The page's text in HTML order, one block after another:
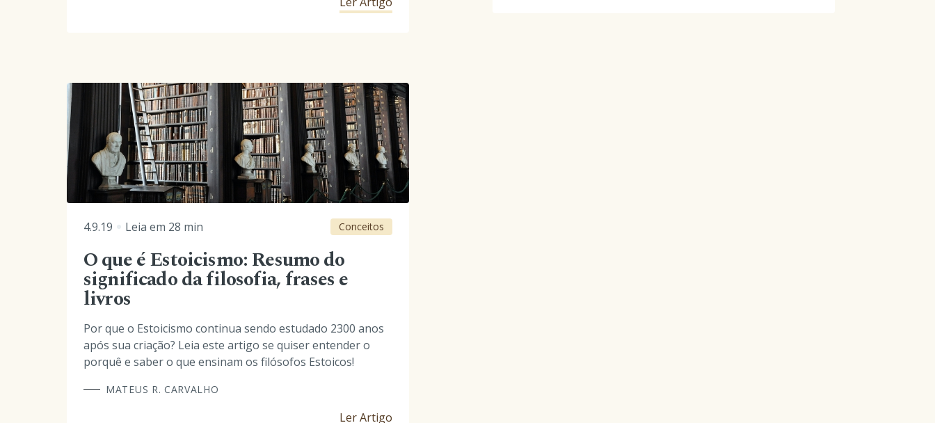
4.9.19 Leia em 28 min Conceitos
O que é Estoicismo: Resumo do
significado da filosofia, frases e
livros
Por que o Estoicismo continua sendo estudado 2300 anos
após sua criação? Leia este artigo se quiser entender o
porquê e saber o que ensinam os filósofos Estoicos!
MATEUS R. CARVALHO
Ler Artigo